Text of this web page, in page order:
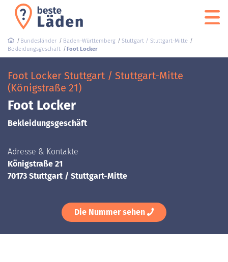
Bundesländer Baden-Württemberg
Stuttgart / Stuttgart-Mitte
Bekleidungsgeschäft
Foot Locker
Foot Locker Stuttgart / Stuttgart-Mitte
(Königstraße 21)
Foot Locker
Bekleidungsgeschäft
Adresse & Kontakte
Königstraße 21
70173 Stuttgart / Stuttgart-Mitte
Die Nummer sehen